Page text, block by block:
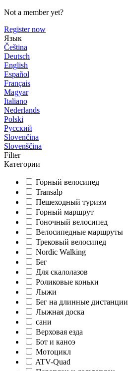
Not a member yet?
Register now
Язык
Čeština
Deutsch
English
Español
Français
Magyar
Italiano
Nederlands
Polski
Русский
Slovenčina
Slovenščina
Filter
Категории
Горный велосипед
Transalp
Пешеходный туризм
Горный маршрут
Гоночный велосипед
Велосипедные маршруты
Трековый велосипед
Nordic Walking
Бег
Для скалолазов
Роликовые коньки
Лыжи
Бег на длинные дистанции
Лыжная доска
сани
Верховая езда
Бот и каноэ
Мотоцикл
ATV-Quad